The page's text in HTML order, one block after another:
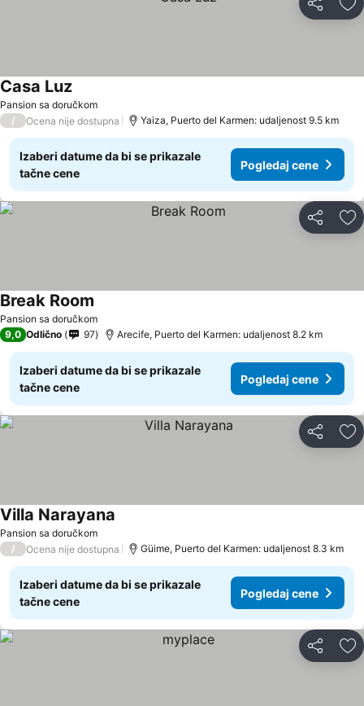
Deli
Pansion sa doručkom
Casa Luz
/ Ocena nije dostupna Yaiza, Puerto del Karmen: udaljenost 9.5 km
Izaberi datume da bi se prikazale
tačne cene
Pogledaj cene
Deli
Pansion sa doručkom
Break Room
9,0 Odlično 97 Arecife, Puerto del Karmen: udaljenost 8.2 km
Izaberi datume da bi se prikazale
tačne cene
Pogledaj cene
Deli
Pansion sa doručkom
Villa Narayana
/ Ocena nije dostupna Güime, Puerto del Karmen: udaljenost 8.3 km
Izaberi datume da bi se prikazale
tačne cene
Pogledaj cene
Deli